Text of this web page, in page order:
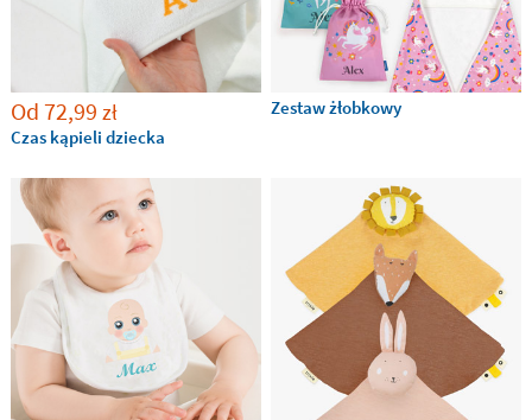
Od72,99 zł
Czas kąpieli dziecka
Zestaw żłobkowy